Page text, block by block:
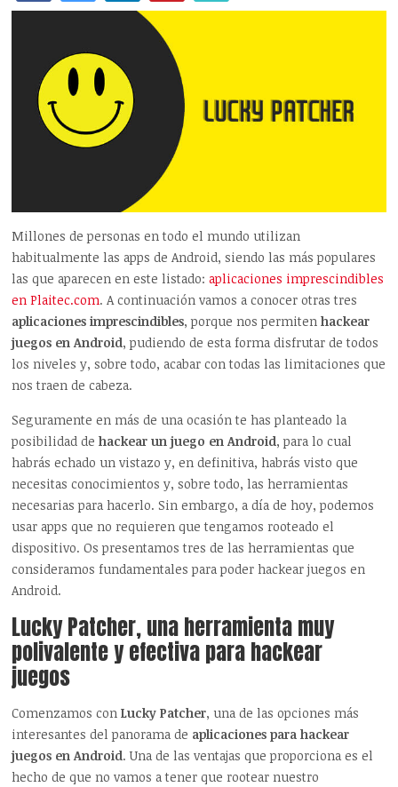
Millones de personas en todo el mundo utilizan
habitualmente las apps de Android, siendo las más populares
las que aparecen en este listado:aplicaciones imprescindibles
en Plaitec.com. A continuación vamos a conocer otras tres
aplicaciones imprescindibles, porque nos permitenhackear
juegos en Android, pudiendo de esta forma disfrutar de todos
los niveles y, sobre todo, acabar con todas las limitaciones que
nos traen de cabeza.
Seguramente en más de una ocasión te has planteado la
posibilidad de hackear un juego en Android, para lo cual
habrás echado un vistazo y, en definitiva, habrás visto que
necesitas conocimientos y, sobre todo, las herramientas
necesarias para hacerlo. Sin embargo, a día de hoy, podemos
usar apps que no requieren que tengamos rooteado el
dispositivo. Os presentamos tres de las herramientas que
consideramos fundamentales para poder hackear juegos en
Android.
Lucky Patcher, una herramienta muy
polivalente y efectiva para hackear
juegos
Comenzamos conLucky Patcher, una de las opciones más
interesantes del panorama de aplicaciones para hackear
juegos en Android. Una de las ventajas que proporciona es el
hecho de que no vamos a tener que rootear nuestro